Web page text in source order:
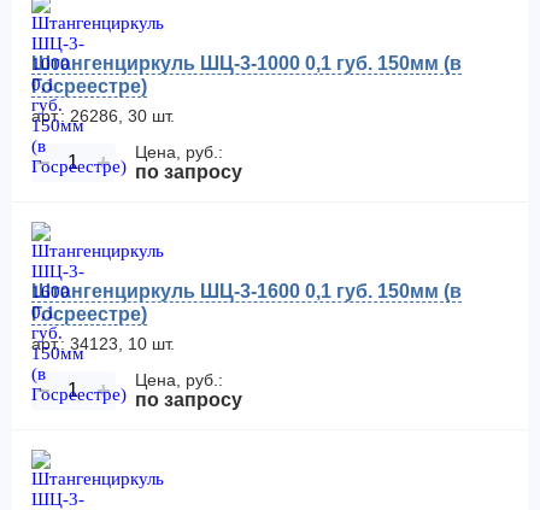
Штангенциркуль ШЦ-3-1000 0,1 губ. 150мм (в
Госреестре)
арт.: 26286, 30 шт.
− + Цена, руб.:
по запросу
Штангенциркуль ШЦ-3-1600 0,1 губ. 150мм (в
Госреестре)
арт.: 34123, 10 шт.
− + Цена, руб.:
по запросу